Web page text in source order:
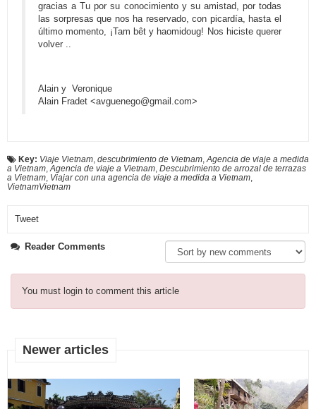
gracias a Tu por su conocimiento y su amistad, por todas
las sorpresas que nos ha reservado, con picardía, hasta el
último momento, ¡Tam bêt y haomidoug! Nos hiciste querer
volver ..
Alain y Veronique
Alain Fradet <avguenego@gmail.com>
Key: Viaje Vietnam, descubrimiento de Vietnam,Agencia de viaje a medida
a Vietnam,Agencia de viaje a Vietnam, Descubrimiento de arrozal de terrazas
a Vietnam, Viajar con una agencia de viaje a medida a Vietnam,
VietnamVietnam
Tweet
Reader Comments
You must login to comment this article
Newer articles